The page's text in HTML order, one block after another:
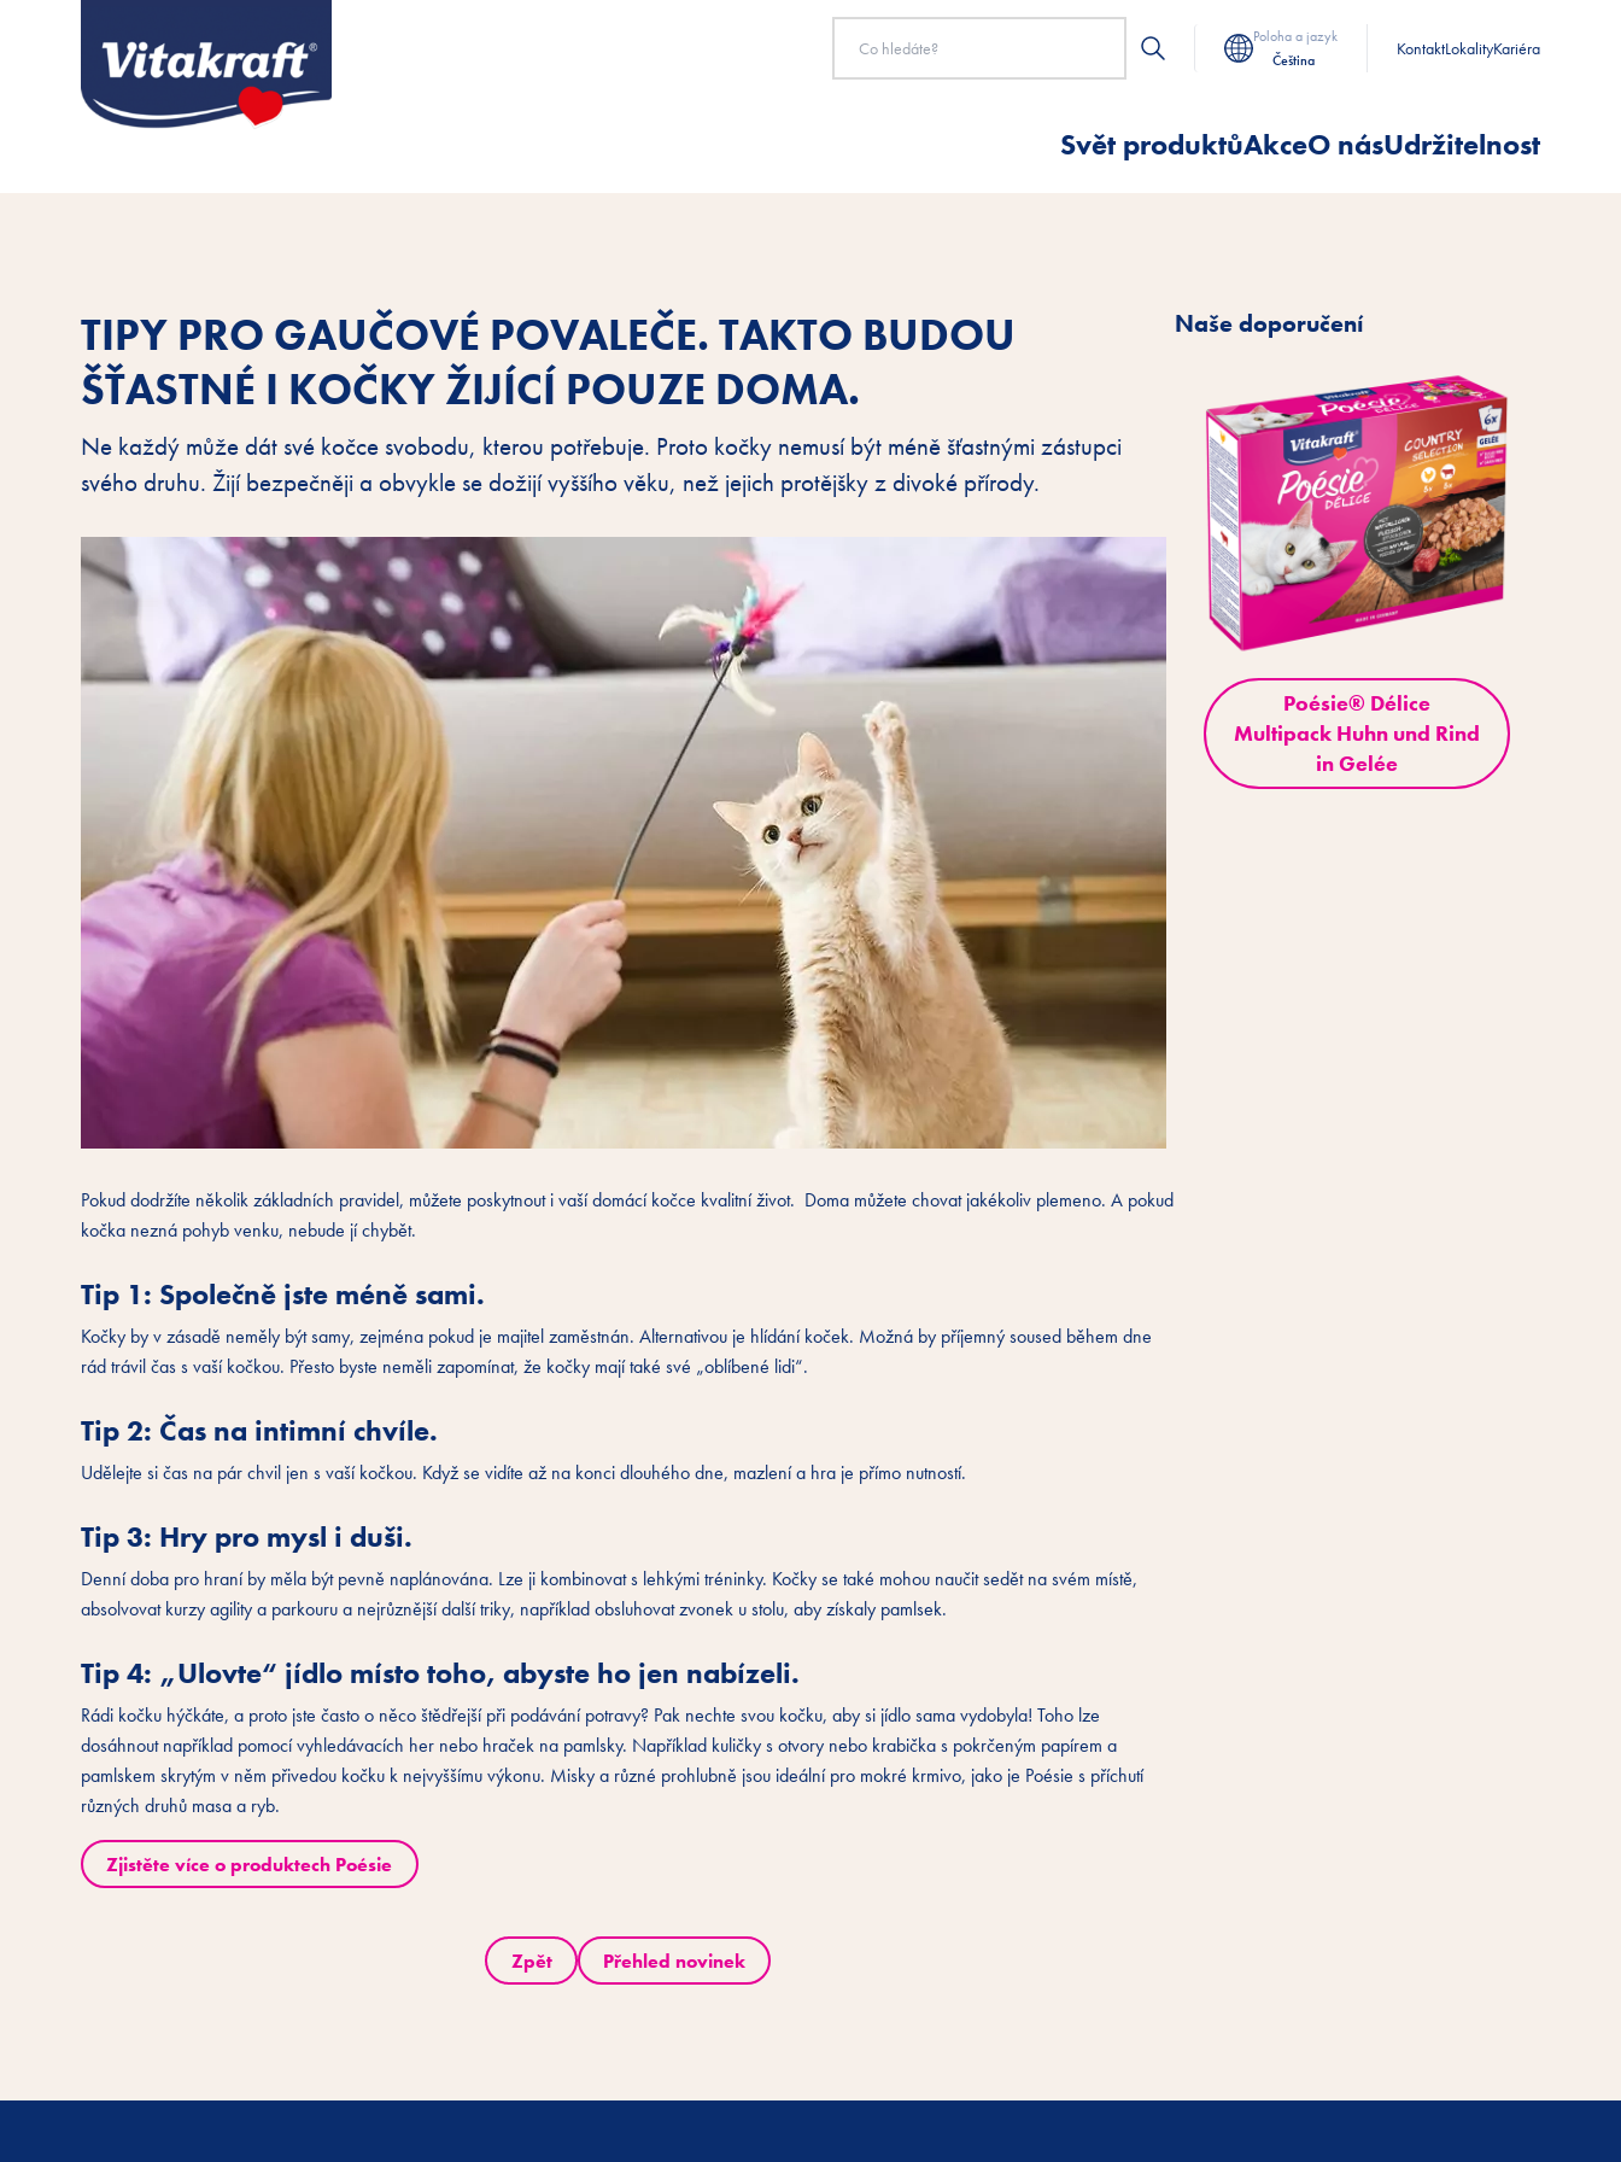
Poloha a jazyk
Čeština
KontaktLokalityKariéra
Svět produktůAkceO násUdržitelnost
TIPY PRO GAUČOVÉ POVALEČE. TAKTO BUDOU
ŠŤASTNÉ I KOČKY ŽIJÍCÍ POUZE DOMA.
Ne každý může dát své kočce svobodu, kterou potřebuje. Proto kočky nemusí být méně šťastnými zástupci
svého druhu. Žijí bezpečněji a obvykle se dožijí vyššího věku, než jejich protějšky z divoké přírody.
Pokud dodržíte několik základních pravidel, můžete poskytnout i vaší domácí kočce kvalitní život. Doma můžete chovat jakékoliv plemeno. A pokud
kočka nezná pohyb venku, nebude jí chybět.
Tip 1: Společně jste méně sami.
Kočky by v zásadě neměly být samy, zejména pokud je majitel zaměstnán. Alternativou je hlídání koček. Možná by příjemný soused během dne
rád trávil čas s vaší kočkou. Přesto byste neměli zapomínat, že kočky mají také své „oblíbené lidi“.
Tip 2: Čas na intimní chvíle.
Udělejte si čas na pár chvil jen s vaší kočkou. Když se vidíte až na konci dlouhého dne, mazlení a hra je přímo nutností.
Tip 3: Hry pro mysl i duši.
Denní doba pro hraní by měla být pevně naplánována. Lze ji kombinovat s lehkými tréninky. Kočky se také mohou naučit sedět na svém místě,
absolvovat kurzy agility a parkouru a nejrůznější další triky, například obsluhovat zvonek u stolu, aby získaly pamlsek.
Tip 4: „Ulovte“ jídlo místo toho, abyste ho jen nabízeli.
Rádi kočku hýčkáte, a proto jste často o něco štědřejší při podávání potravy? Pak nechte svou kočku, aby si jídlo sama vydobyla! Toho lze
dosáhnout například pomocí vyhledávacích her nebo hraček na pamlsky. Například kuličky s otvory nebo krabička s pokrčeným papírem a
pamlskem skrytým v něm přivedou kočku k nejvyššímu výkonu. Misky a různé prohlubně jsou ideální pro mokré krmivo, jako je Poésie s příchutí
různých druhů masa a ryb.
Zjistěte více o produktech Poésie
Zpět Přehled novinek
Naše doporučení
Poésie® Délice in Sauce,
Multipack Variante mit
Poésie® Délice
Multipack Huhn und Rind
in Gelée